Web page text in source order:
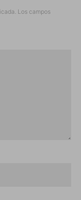
Los campos